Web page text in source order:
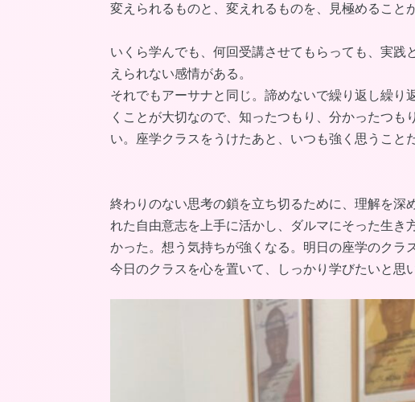
変えられるものと、変えれるものを、見極めること
いくら学んでも、何回受講させてもらっても、実践
えられない感情がある。
それでもアーサナと同じ。諦めないで繰り返し繰り
くことが大切なので、知ったつもり、分かったつ
い。座学クラスをうけたあと、いつも強く思うこと
終わりのない思考の鎖を立ち切るために、理解を深
れた自由意志を上手に活かし、ダルマにそった生き
かった。想う気持ちが強くなる。明日の座学のクラ
今日のクラスを心を置いて、しっかり学びたいと思